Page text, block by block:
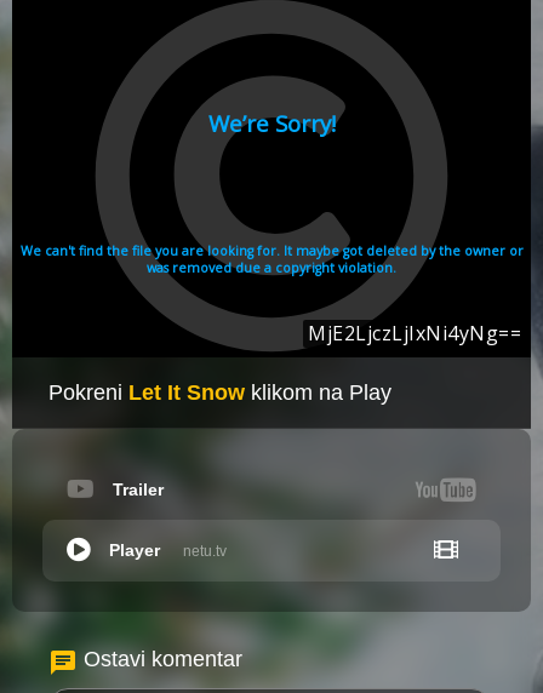
Pokreni Let It Snow klikom na Play
Trailer
netu.tv
Player
Ostavi komentar